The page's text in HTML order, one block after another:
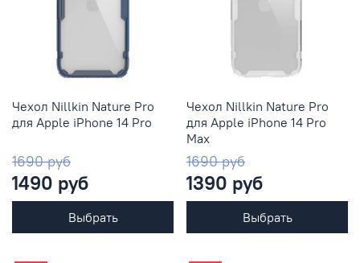
Чехол Nillkin Nature Pro
для Apple iPhone 14 Pro
1690 руб
1490 руб
Выбрать
Чехол Nillkin Nature Pro
для Apple iPhone 14 Pro
Max
1690 руб
1390 руб
Выбрать